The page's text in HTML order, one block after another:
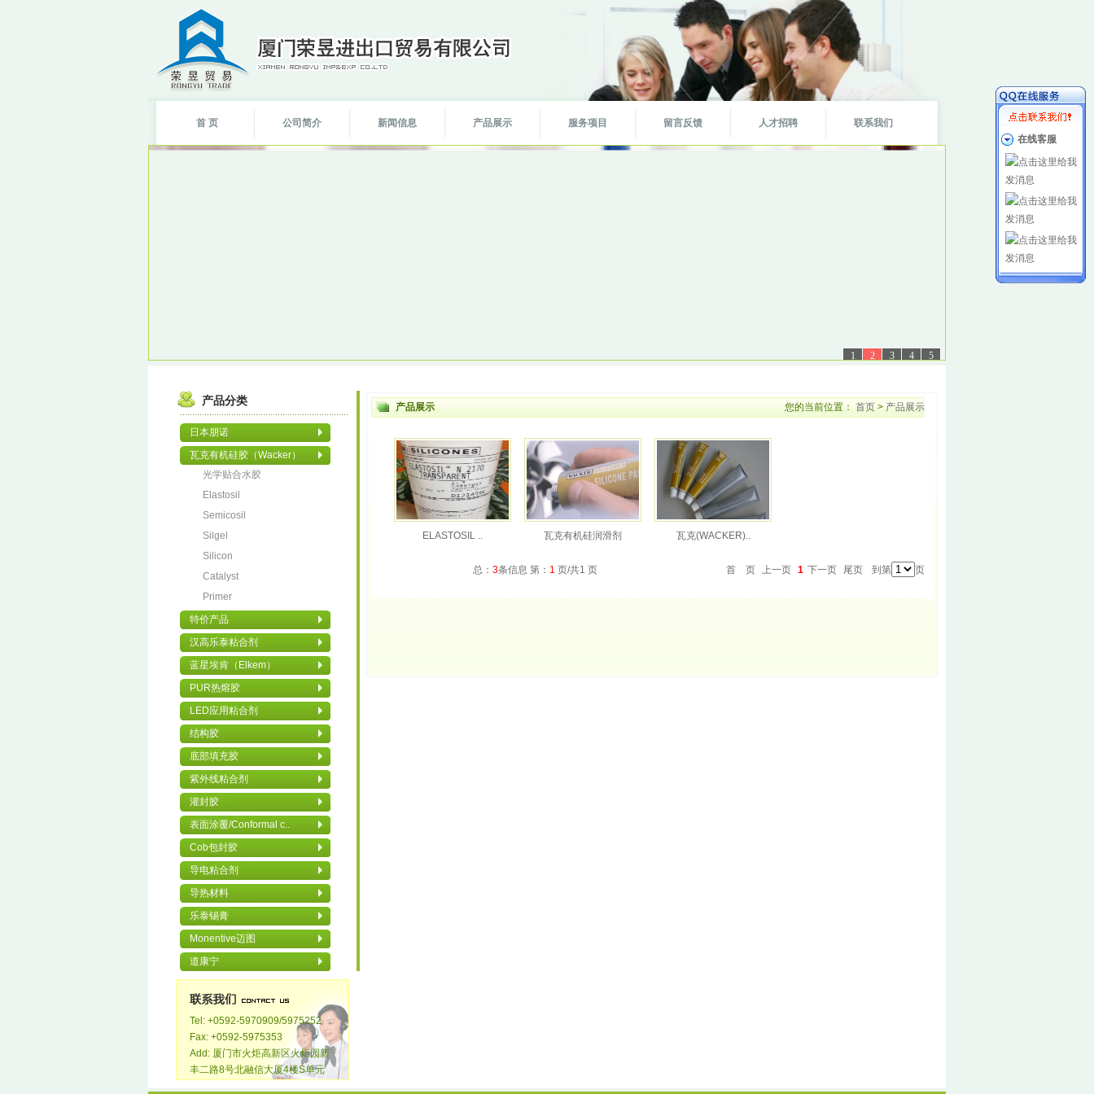
首 页 公司简介 新闻信息 产品展示 服务项目 留言反馈 人才招聘 联系我们
5
4
3
2
1
产品分类
日本朋诺
瓦克有机硅胶（Wacker）
光学贴合水胶
Elastosil
Semicosil
Silgel
Silicon
Catalyst
Primer
特价产品
汉高乐泰粘合剂
蓝星埃肯（Elkem）
PUR热熔胶
LED应用粘合剂
结构胶
底部填充胶
紫外线粘合剂
灌封胶
表面涂覆/Conformal c..
Cob包封胶
导电粘合剂
导热材料
乐泰锡膏
Monentive迈图
道康宁
Tel: +0592-5970909/5975252
Fax: +0592-5975353
Add: 厦门市火炬高新区火炬园新
丰二路8号北融信大厦4楼S单元
您的当前位置： 首页 > 产品展示
产品展示
ELASTOSIL .. 瓦克有机硅润滑剂 瓦克(WACKER)..
总： 3条信息 第： 1 页/共1 页 首 页 上一页 1 下一页 尾页 到第 页
在线客服